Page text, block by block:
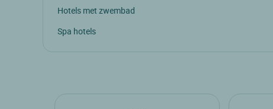
Hotels met zwembad
Spa hotels